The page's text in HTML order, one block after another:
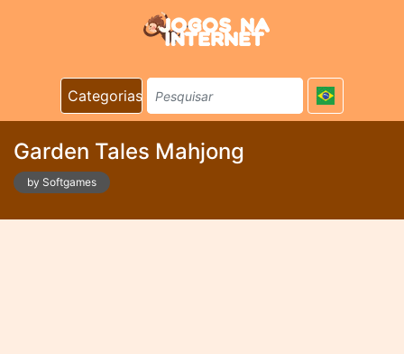
Categorias
Garden Tales Mahjong
by Softgames